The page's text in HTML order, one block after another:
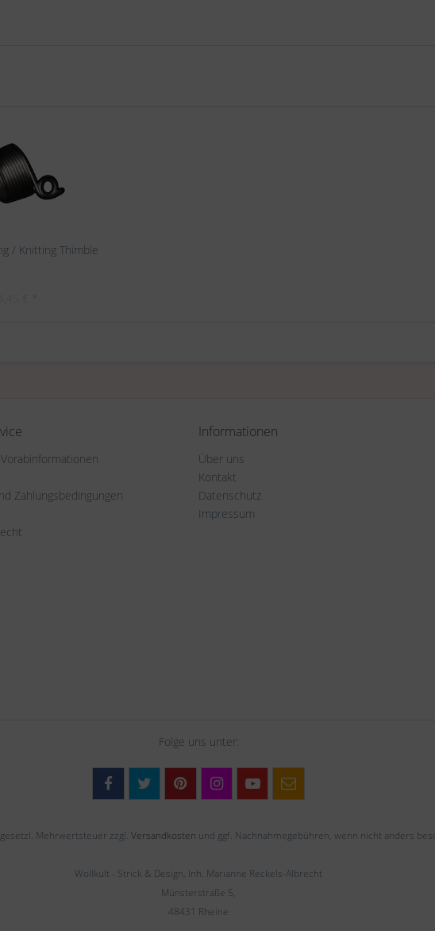
/ Knitting Thimble
Zahlungsbedingungen
Informationen
Über uns
Kontakt
Datenschutz
Impressum
Folge uns unter:
Mehrwertsteuer zzgl. Versandkosten und ggf. Nachnahmegebühren, wenn nicht anders
Wollkult - Strick & Design, Inh. Marianne Reckels-Albrecht
Münsterstraße 5,
48431 Rheine